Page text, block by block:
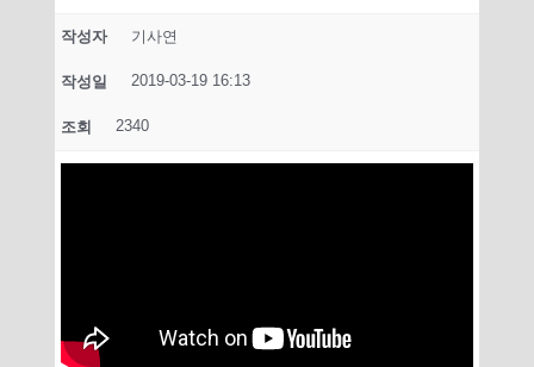
작성자 기사연
작성일 2019-03-19 16:13
조회 2340